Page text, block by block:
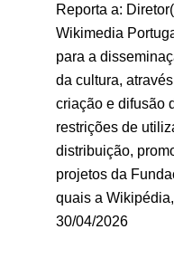
Reporta a:
Wikimedia
para a
da cultura,
criação e difusão
restrições de
distribuição,
projetos da
quais a
30/04/2026